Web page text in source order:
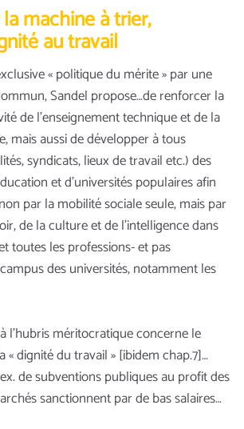
machine à trier,
au travail
« politique du mérite » par une
Sandel propose…de renforcer la
de l’enseignement technique et de la
mais aussi de développer à tous
syndicats, lieux de travail etc.) des
et d’universités populaires afin
par la mobilité sociale seule, mais par
de la culture et de l’intelligence dans
toutes les professions- et pas
des universités, notamment les
l’hubris méritocratique concerne le
dignité du travail » [ibidem chap.7]…
de subventions publiques au profit des
sanctionnent par de bas salaires…